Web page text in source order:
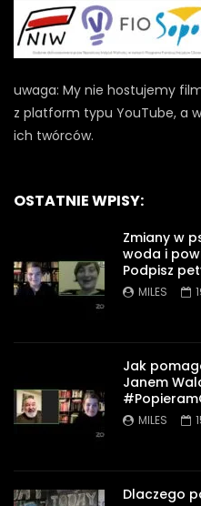
uwaga: My nie hostujemy
z platform typu YouTube, a
ich twórców.
OSTATNIE WPISY:
Zmiany w
woda i
Podpisz
MILES
Jak
Janem
MILES
Dlaczego